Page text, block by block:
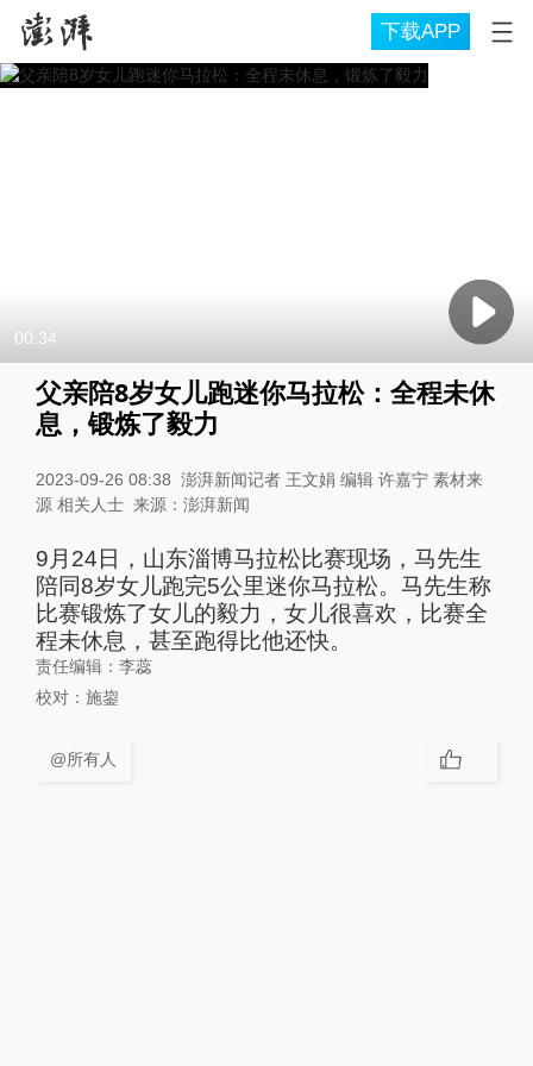
下载APP
00:34
父亲陪8岁女儿跑迷你马拉松：全程未休
息，锻炼了毅力
2023-09-26 08:38 澎湃新闻记者 王文娟 编辑 许嘉宁 素材来
源 相关人士 来源： 澎湃新闻
9月24日，山东淄博马拉松比赛现场，马先生
陪同8岁女儿跑完5公里迷你马拉松。马先生称
比赛锻炼了女儿的毅力，女儿很喜欢，比赛全
程未休息，甚至跑得比他还快。
责任编辑： 李蕊
校对： 施鋆
@所有人